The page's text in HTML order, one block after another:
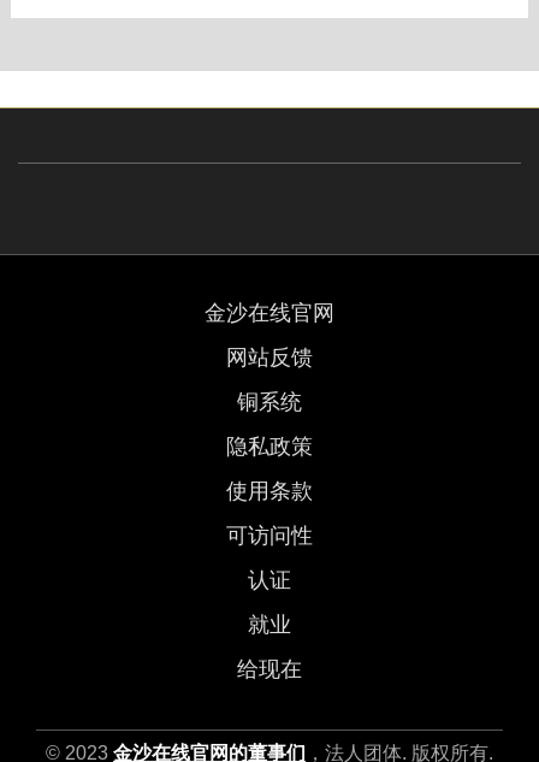
金沙在线官网
网站反馈
铜系统
隐私政策
使用条款
可访问性
认证
就业
给现在
© 2023 金沙在线官网的董事们 ，法人团体. 版权所有.